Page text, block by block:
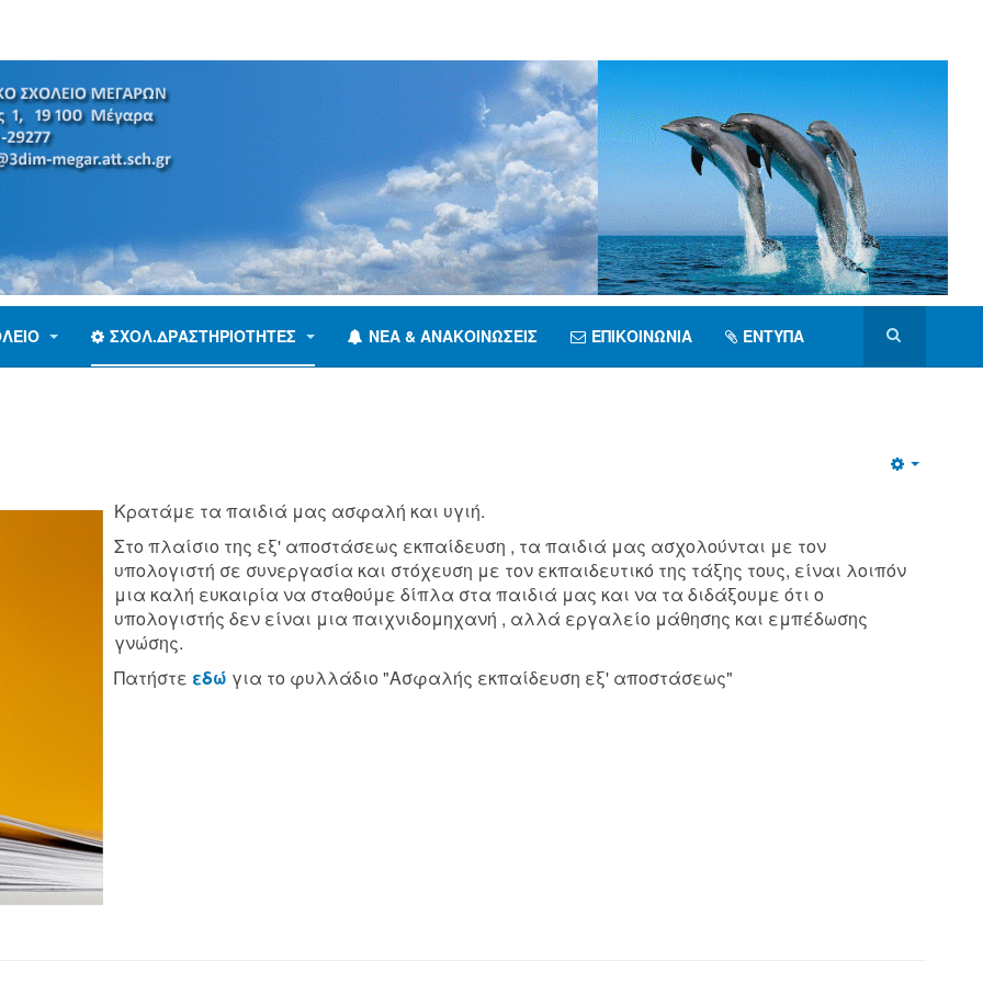
ΣΧΟΛ.ΔΡΑΣΤΗΡΙΌΤΗΤΕΣ ΝΈΑ & ΑΝΑΚΟΙΝΏΣΕΙΣ ΕΠΙΚΟΙΝΩΝΊΑ ΈΝΤΥΠΑ
Κρατάμε τα παιδιά μας ασφαλή και υγιή.
Στο πλαίσιο της εξ' αποστάσεως εκπαίδευση , τα παιδιά μας ασχολούνται με τον
υπολογιστή σε συνεργασία και στόχευση με τον εκπαιδευτικό της τάξης τους, είναι λοιπόν
μια καλή ευκαιρία να σταθούμε δίπλα στα παιδιά μας και να τα διδάξουμε ότι ο
υπολογιστής δεν είναι μια παιχνιδομηχανή , αλλά εργαλείο μάθησης και εμπέδωσης
γνώσης.
Πατήστε εδώ για το φυλλάδιο "Ασφαλής εκπαίδευση εξ' αποστάσεως"